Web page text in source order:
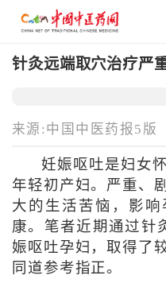
针灸远端取穴治疗严
来源:中国中医药报5版
妊娠呕吐是妇女
年轻初产妇。严重、
大的生活苦恼，影
康。笔者近期通过针
娠呕吐孕妇，取得了
同道参考指正。